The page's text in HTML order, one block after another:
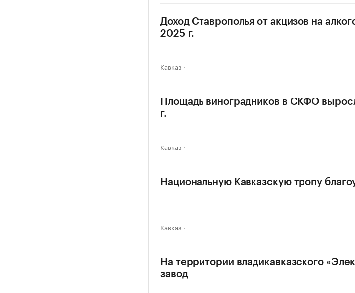
Доход Ставрополья от акцизов на
2025 г.
Кавказ
Площадь виноградников в СКФО
г.
Кавказ
Национальную Кавказскую тропу
Кавказ
На территории владикавказского
завод